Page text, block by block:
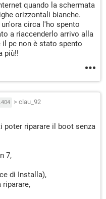
quando la schermata
orizzontali bianche.
circa l'ho spento
a riaccenderlo arrivo alla
il pc non è stato spento
più!!
> clau_92
poter riparare il boot senza
7,
di Installa),